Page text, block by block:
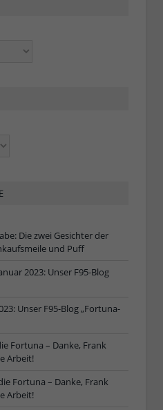
Die zwei Gesichter der
und Puff
2023: Unser F95-Blog
Unser F95-Blog „Fortuna-
Fortuna – Danke, Frank
Arbeit!
Fortuna – Danke, Frank
Arbeit!